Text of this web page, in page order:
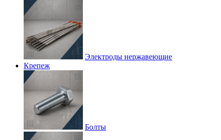
Электроды нержавеющие
Крепеж
Болты